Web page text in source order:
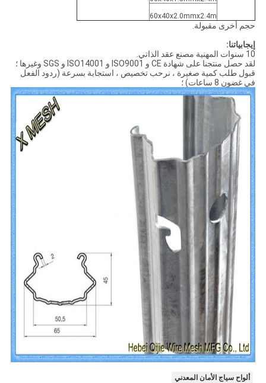
60x40x2.0mmx2.4m
حجم أخرى مقبولة.
إيجابياتنا:
10 سنوات المهنية مصنع عقد الذاتي.
لقد حصل منتجنا على شهادة CE و ISO9001 و ISO14001 و SGS وغيرها ؛
قبول طلب كمية صغيرة ، نرحب تخصيص ، استجابة بسرعة (ردود الفعل
في غضون 8 ساعات) ؛
ألواح سياج الأمان المعدني